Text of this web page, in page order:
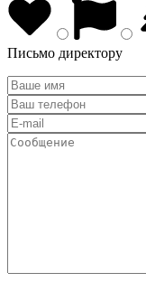
Письмо директору